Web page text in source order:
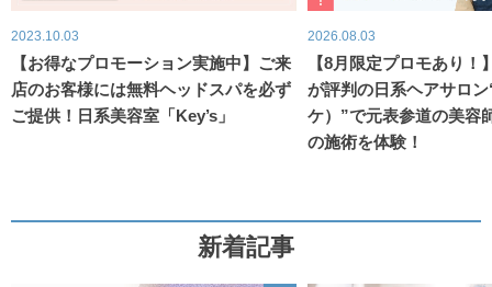
2023.10.03
【お得なプロモーション実施中】ご来
店のお客様には無料ヘッドスパを必ず
ご提供！日系美容室「Key’s」
2026.08.03
【8月限定プロモあり！
が評判の日系ヘアサロ
ケ）”で元表参道の美容
の施術を体験！
新着記事